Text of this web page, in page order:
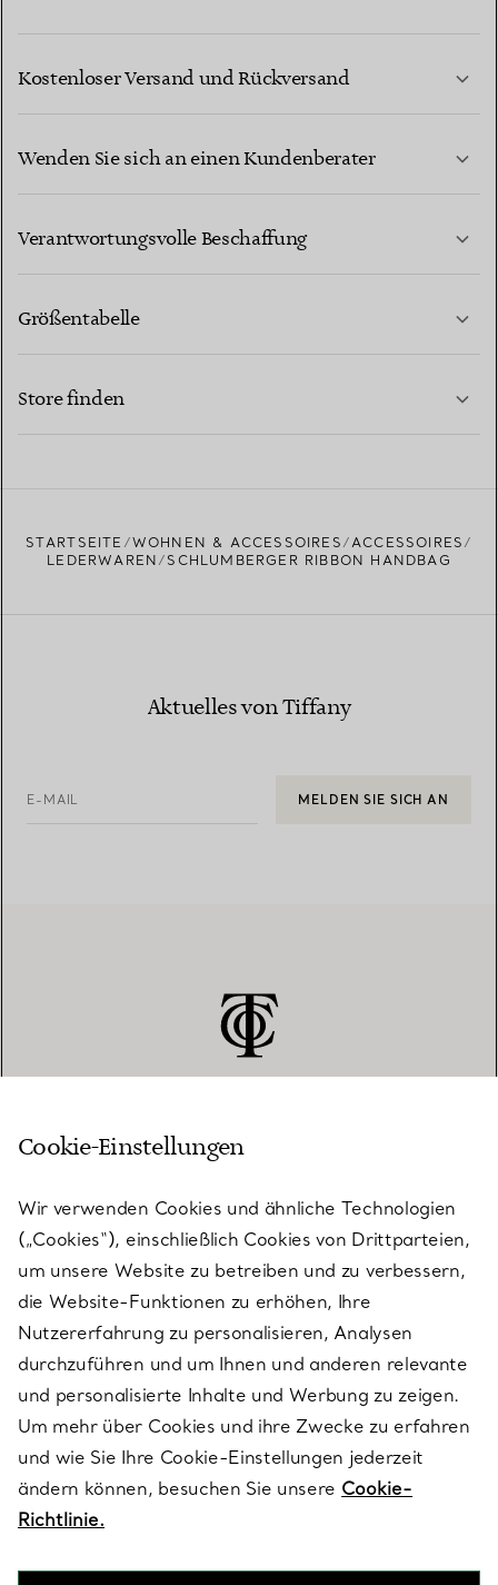
Kostenloser Versand und Rückversand
Wenden Sie sich an einen Kundenberater
Verantwortungsvolle Beschaffung
Größentabelle
Store finden
STARTSEITE WOHNEN & ACCESSOIRES
ACCESSOIRES
LEDERWAREN
SCHLUMBERGER RIBBON HANDBAG
Aktuelles von Tiffany
E-MAIL MELDEN SIE SICH AN
KUNDENSERVICE
SERVICES
ÜBER TIFFANY & CO.
RECHTLICHE HINWEISE
FOLGEN SIE UNS
Cookie-Einstellungen
Wir verwenden Cookies und ähnliche Technologien
(„Cookies“), einschließlich Cookies von Drittparteien,
um unsere Website zu betreiben und zu verbessern,
die Website-Funktionen zu erhöhen, Ihre
Nutzererfahrung zu personalisieren, Analysen
durchzuführen und um Ihnen und anderen relevante
und personalisierte Inhalte und Werbung zu zeigen.
Um mehr über Cookies und ihre Zwecke zu erfahren
und wie Sie Ihre Cookie-Einstellungen jederzeit
ändern können, besuchen Sie unsere Cookie-
Richtlinie.